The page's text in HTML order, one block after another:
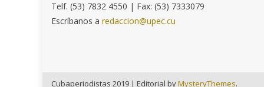
Telf. (53) 7832 4550 | Fax: (53) 7333079
Escríbanos aredaccion@upec.cu
Cubaperiodistas 2019 | Editorial byMysteryThemes.